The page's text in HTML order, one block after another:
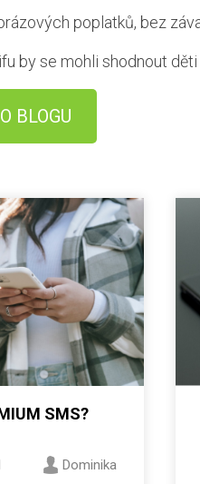
poplatků, bez
by se mohli shodnout děti
BLOGU
SMS?
Dominika